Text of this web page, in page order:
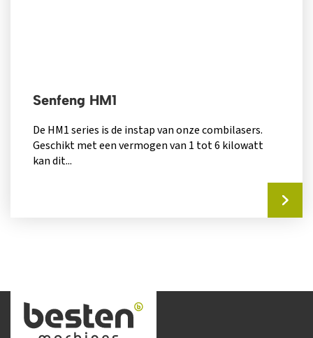
Senfeng HM1
De HM1 series is de instap van onze combilasers.
Geschikt met een vermogen van 1 tot 6 kilowatt
kan dit...